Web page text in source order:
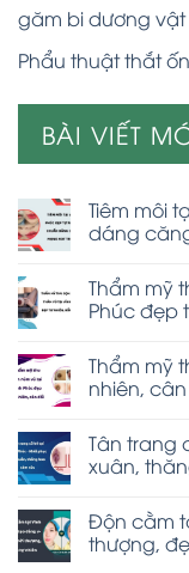
găm bi dương
Phẩu thuật thắt
BÀI VIẾT
Tiêm môi
dáng
Thẩm mỹ
Phúc đẹp
Thẩm mỹ
nhiên,
Tân trang
xuân,
Độn cằm
thượng,